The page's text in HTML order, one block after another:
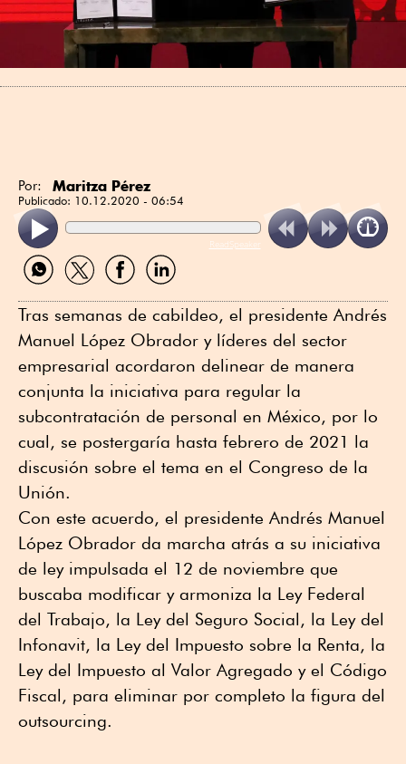
Por: Maritza Pérez
Publicado: 10.12.2020 - 06:54
ReadSpeaker
Compartir
por
Compartir
por
Compartir
por
Compartir
por
Tras semanas de cabildeo, el presidente Andrés
Manuel López Obrador y líderes del sector
empresarial acordaron delinear de manera
conjunta la iniciativa para regular la
subcontratación de personal en México, por lo
cual, se postergaría hasta febrero de 2021 la
discusión sobre el tema en el Congreso de la
Unión.
Con este acuerdo, el presidente Andrés Manuel
López Obrador da marcha atrás a su iniciativa
de ley impulsada el 12 de noviembre que
buscaba modificar y armoniza la Ley Federal
del Trabajo, la Ley del Seguro Social, la Ley del
Infonavit, la Ley del Impuesto sobre la Renta, la
Ley del Impuesto al Valor Agregado y el Código
Fiscal, para eliminar por completo la figura del
outsourcing.